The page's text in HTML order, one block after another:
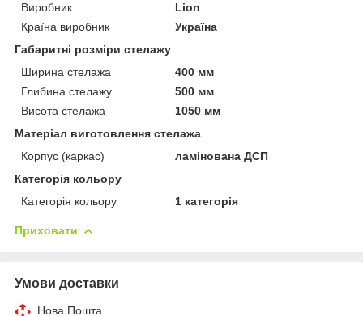
Виробник
Lion
Країна виробник
Україна
Габаритні розміри стелажу
Ширина стелажа
400 мм
Глибина стелажу
500 мм
Висота стелажа
1050 мм
Матеріал виготовлення стелажа
Корпус (каркас)
ламінована ДСП
Категорія кольору
Категорія кольору
1 категорія
Приховати
Умови доставки
Нова Пошта